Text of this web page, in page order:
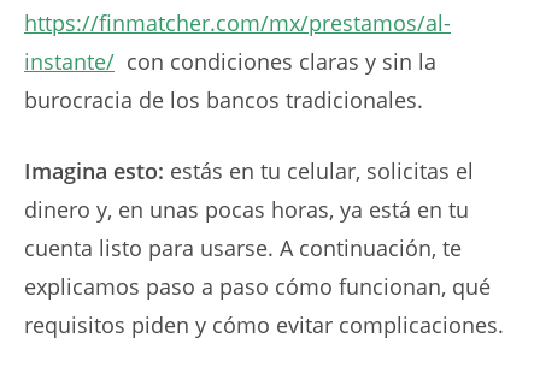
https://finmatcher.com/mx/prestamos/al-
instante/ con condiciones claras y sin la
burocracia de los bancos tradicionales.
Imagina esto: estás en tu celular, solicitas el
dinero y, en unas pocas horas, ya está en tu
cuenta listo para usarse. A continuación, te
explicamos paso a paso cómo funcionan, qué
requisitos piden y cómo evitar complicaciones.